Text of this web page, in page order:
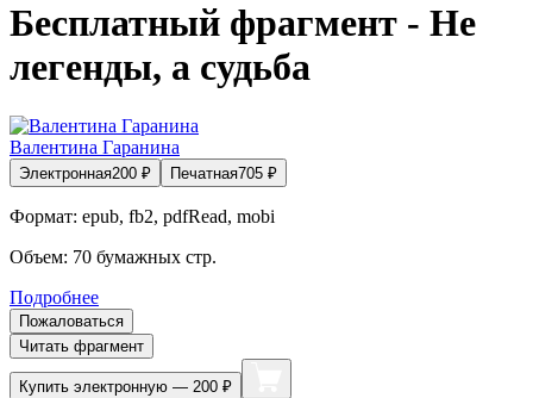
Бесплатный фрагмент - Не
легенды, а судьба
Валентина Гаранина
Электронная200 ₽ Печатная705 ₽
Формат: epub, fb2, pdfRead, mobi
Объем: 70 бумажных стр.
Подробнее
Пожаловаться
Читать фрагмент
Купить электронную — 200 ₽